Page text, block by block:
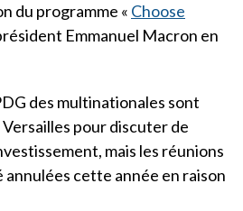
du programme « Choose
Emmanuel Macron en
des multinationales sont
pour discuter de
mais les réunions
annulées cette année en raison